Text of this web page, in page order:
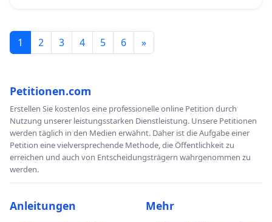
1 2 3 4 5 6 »
Petitionen.com
Erstellen Sie kostenlos eine professionelle online Petition durch
Nutzung unserer leistungsstarken Dienstleistung. Unsere Petitionen
werden täglich in den Medien erwähnt. Daher ist die Aufgabe einer
Petition eine vielversprechende Methode, die Öffentlichkeit zu
erreichen und auch von Entscheidungsträgern wahrgenommen zu
werden.
Anleitungen Mehr